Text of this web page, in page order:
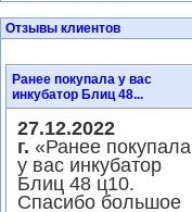
Отзывы клиентов
Ранее покупала у вас
инкубатор Блиц 48...
27.12.2022
г. «Ранее покупала
у вас инкубатор
Блиц 48 ц10.
Спасибо большое